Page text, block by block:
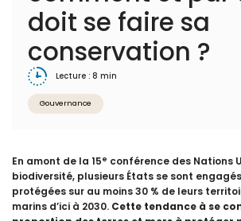
doit se faire sa
conservation ?
Lecture : 8 min
Gouvernance
En amont de la 15e conférence des Nations
biodiversité, plusieurs États se sont
protégées sur au moins 30 % de leurs
marins d’ici à 2030. Cette tendance à se